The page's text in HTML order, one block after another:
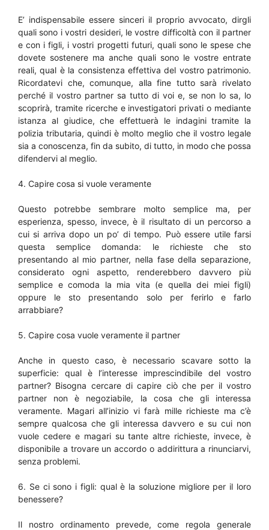
E’ indispensabile essere sinceri il proprio avvocato, dirgli
quali sono i vostri desideri, le vostre difficoltà con il partner
e con i figli, i vostri progetti futuri, quali sono le spese che
dovete sostenere ma anche quali sono le vostre entrate
reali, qual è la consistenza effettiva del vostro patrimonio.
Ricordatevi che, comunque, alla fine tutto sarà rivelato
perché il vostro partner sa tutto di voi e, se non lo sa, lo
scoprirà, tramite ricerche e investigatori privati o mediante
istanza al giudice, che effettuerà le indagini tramite la
polizia tributaria, quindi è molto meglio che il vostro legale
sia a conoscenza, fin da subito, di tutto, in modo che possa
difendervi al meglio.
4. Capire cosa si vuole veramente
Questo potrebbe sembrare molto semplice ma, per
esperienza, spesso, invece, è il risultato di un percorso a
cui si arriva dopo un po’ di tempo. Può essere utile farsi
questa semplice domanda: le richieste che sto
presentando al mio partner, nella fase della separazione,
considerato ogni aspetto, renderebbero davvero più
semplice e comoda la mia vita (e quella dei miei figli)
oppure le sto presentando solo per ferirlo e farlo
arrabbiare?
5. Capire cosa vuole veramente il partner
Anche in questo caso, è necessario scavare sotto la
superficie: qual è l’interesse imprescindibile del vostro
partner? Bisogna cercare di capire ciò che per il vostro
partner non è negoziabile, la cosa che gli interessa
veramente. Magari all’inizio vi farà mille richieste ma c’è
sempre qualcosa che gli interessa davvero e su cui non
vuole cedere e magari su tante altre richieste, invece, è
disponibile a trovare un accordo o addirittura a rinunciarvi,
senza problemi.
6. Se ci sono i figli: qual è la soluzione migliore per il loro
benessere?
Il nostro ordinamento prevede, come regola generale